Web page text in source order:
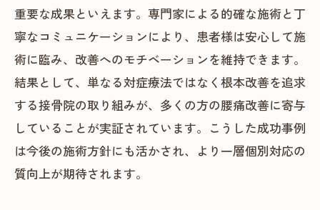
重要な成果といえます。専門家による的確な施術と丁
寧なコミュニケーションにより、患者様は安心して施
術に臨み、改善へのモチベーションを維持できます。
結果として、単なる対症療法ではなく根本改善を追求
する接骨院の取り組みが、多くの方の腰痛改善に寄与
していることが実証されています。こうした成功事例
は今後の施術方針にも活かされ、より一層個別対応の
質向上が期待されます。